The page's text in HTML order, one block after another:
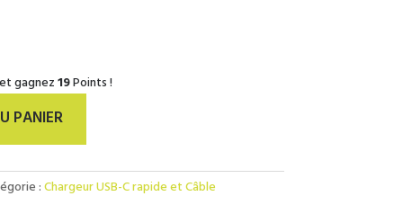
gagnez19Points !
PANIER
:Chargeur USB-C rapide et Câble